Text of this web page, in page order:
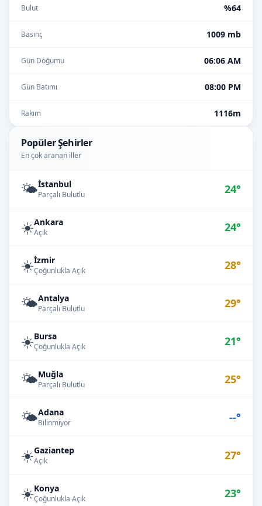
Bulut %64
Basınç 1009 mb
Gün Doğumu 06:06 AM
Gün Batımı 08:00 PM
Rakım 1116m
Popüler Şehirler
En çok aranan iller
🌤️İstanbul
Parçalı Bulutlu 24°
☀️Ankara
Açık 24°
☀️İzmir
Çoğunlukla Açık 28°
🌤️Antalya
Parçalı Bulutlu 29°
☀️Bursa
Çoğunlukla Açık 21°
🌤️Muğla
Parçalı Bulutlu 25°
🌤️Adana
Bilinmiyor --°
☀️Gaziantep
Açık 27°
☀️Konya
Çoğunlukla Açık 23°